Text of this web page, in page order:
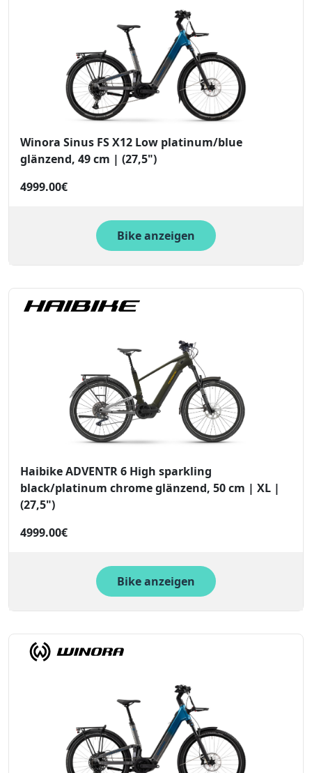
Winora Sinus FS X12 Low platinum/blue
glänzend, 49 cm | (27,5")
4999.00€
Bike anzeigen
Haibike ADVENTR 6 High sparkling
black/platinum chrome glänzend, 50 cm | XL |
(27,5")
4999.00€
Bike anzeigen